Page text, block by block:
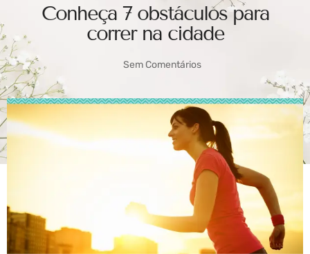
Conheça 7 obstáculos para
correr na cidade
Sem Comentários